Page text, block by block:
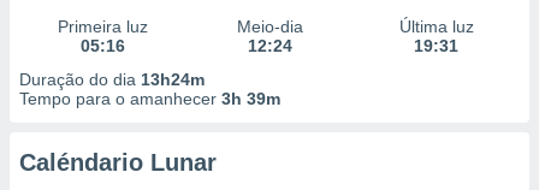
Primeira luz
05:16
Meio-dia
12:24
Última luz
19:31
Duração do dia 13h24m
Tempo para o amanhecer 3h 39m
Caléndario Lunar